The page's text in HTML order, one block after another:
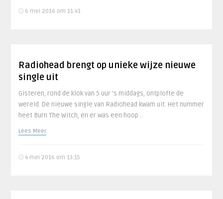
6 mei 2016 om 11:41
Radiohead brengt op unieke wijze nieuwe
single uit
Gisteren, rond de klok van 5 uur ’s middags, ontplofte de
wereld. De nieuwe single van Radiohead kwam uit. Het nummer
heet Burn The Witch, en er was een hoop ..
Lees Meer
4 mei 2016 om 13:15